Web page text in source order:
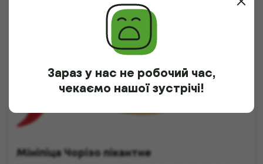
Мініпіца Чорізо пікантне
Зараз у нас не робочий час,
чекаємо нашої зустрічі!